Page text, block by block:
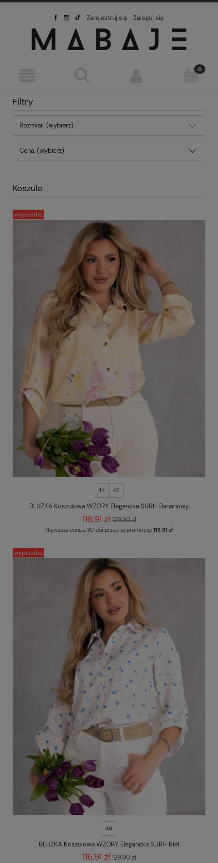
Zarejestruj się Zaloguj się
Filtry
Rozmiar: (wybierz)
Cena: (wybierz)
Koszule
44 46
BLUZKA Koszulowa WZORY Elegancka SURI- Bananowy
116,91 zł129,90 zł
Najniższa cena z 30 dni przed tą promocją: 116,91 zł
wyprzedaż
46
BLUZKA Koszulowa WZORY Elegancka SURI- Biel
116,91 zł129,90 zł
wyprzedaż